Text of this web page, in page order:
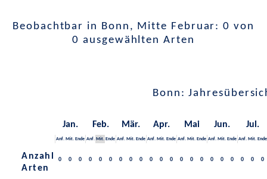
Beobachtbar in Bonn, Mitte Februar: 0 von
0 ausgewählten Arten
Bonn:
Jan. Feb. Mär. Apr. Mai Jun. Jul.
Anf. Mit. Ende Anf. Mit. Ende Anf. Mit. Ende Anf. Mit. Ende Anf. Mit. Ende Anf. Mit. Ende Anf. Mit. Ende
Anzahl
Arten
0 0 0 0 0 0 0 0 0 0 0 0 0 0 0 0 0 0 0 0 0